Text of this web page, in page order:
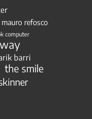
mauro refosco
computer
barri
the smile